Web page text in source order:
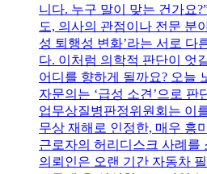
니다. 누구 말이 맞는 건가요
도, 의사의 관점이나 전문 분
성 퇴행성 변화’라는 서로 다
다. 이처럼 의학적 판단이 엇
어디를 향하게 될까요? 오늘
자문의는 ‘급성 소견’으로
업무상질병판정위원회는 이
무상 재해로 인정한, 매우 흥
근로자의 허리디스크 사례를
의뢰인은 오랜 기간 자동차